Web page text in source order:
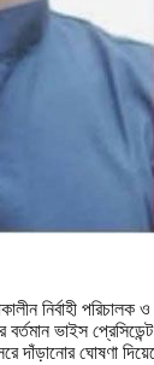
নির্বাহী পরিচালক
ভাইস
দাঁড়ানোর ঘোষণা